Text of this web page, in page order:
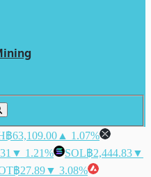
฿63,109.00 ▲ 1.07%
▼ 1.21% SOL฿2,444.83▼
฿27.89▼ 3.08%